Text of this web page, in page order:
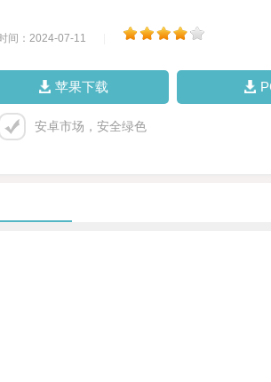
间：2024-07-11
苹果下载
安卓市场，安全绿色